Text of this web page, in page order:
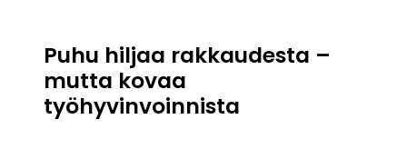
Puhu hiljaa rakkaudesta –
mutta kovaa
työhyvinvoinnista